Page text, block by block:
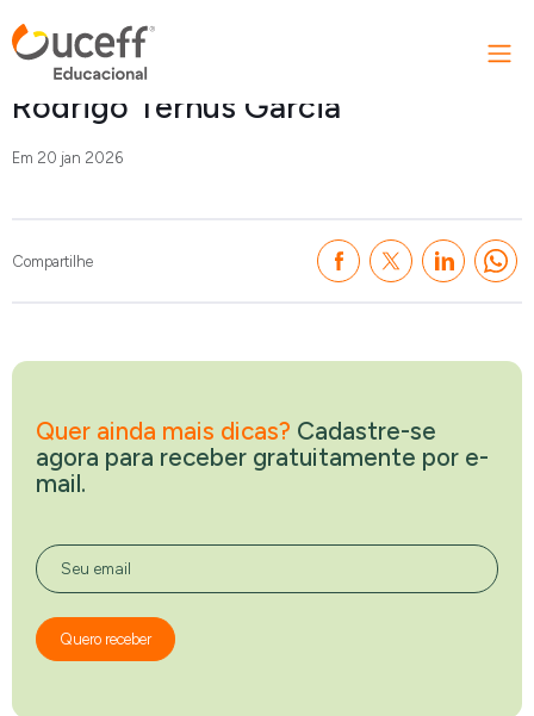
Início» Rodrigo Ternus Garcia
Rodrigo Ternus Garcia
Em 20 jan 2026
Compartilhe
Quer ainda mais dicas? Cadastre-se
agora para receber gratuitamente por e-
mail.
Seu email
Quero receber